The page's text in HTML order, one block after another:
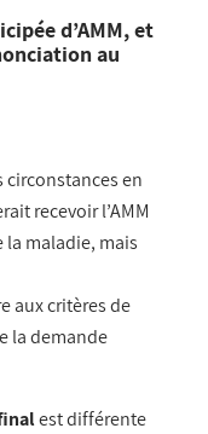
d’AMM, et
au
en
recevoir l’AMM
la maladie, mais
aux critères de
la demande
est différente